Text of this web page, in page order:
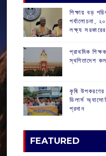
শিক্ষায় বড়
পর্যালোচনা,
লক্ষ্য সরকারের
প্রাথমিক
স্থগিতাদেশ
কৃষি উপকরণের
ডিলার্স
প্রদান
FEATURED